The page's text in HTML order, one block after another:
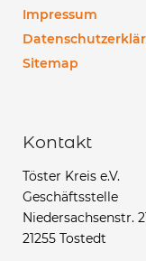
Impressum
Sitemap
Kontakt
Töster Kreis e.V.
Geschäftsstelle
Niedersachsenstr.
21255 Tostedt